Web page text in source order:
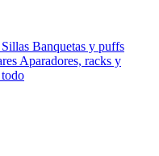
Sillas Banquetas y puffs
Aparadores, racks y